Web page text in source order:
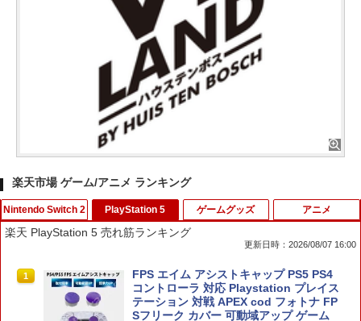
楽天市場 ゲーム/アニメ ランキング
Nintendo Switch 2
1
Pokemon LEGENDS Z-A Nintendo Swi
tch 2 Edition 【Switch2】 NXS-P-ALZ
LB
PlayStation 5
楽天 PlayStation 5 売れ筋ランキング
更新日時：2026/08/07 16:00
1
FPS エイム アシストキャップ PS5 PS4
コントローラ 対応 Playstation プレイス
テーション 対戦 APEX cod フォトナ FP
Sフリーク カバー 可動域アップ ゲーム
ゲームグッズ アニメ